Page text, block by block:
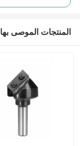
المنتجات الموصى بها